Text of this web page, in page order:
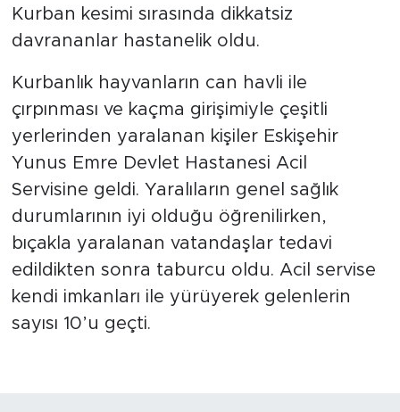
Kurban kesimi sırasında dikkatsiz
davrananlar hastanelik oldu.
Kurbanlık hayvanların can havli ile
çırpınması ve kaçma girişimiyle çeşitli
yerlerinden yaralanan kişiler Eskişehir
Yunus Emre Devlet Hastanesi Acil
Servisine geldi. Yaralıların genel sağlık
durumlarının iyi olduğu öğrenilirken,
bıçakla yaralanan vatandaşlar tedavi
edildikten sonra taburcu oldu. Acil servise
kendi imkanları ile yürüyerek gelenlerin
sayısı 10’u geçti.